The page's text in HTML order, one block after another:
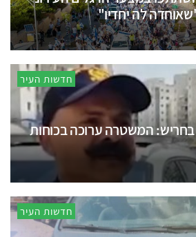
לה יחדיו"
חדשות העיר
בחריש: המשטרה ערוכה בכוחות
חדשות העיר